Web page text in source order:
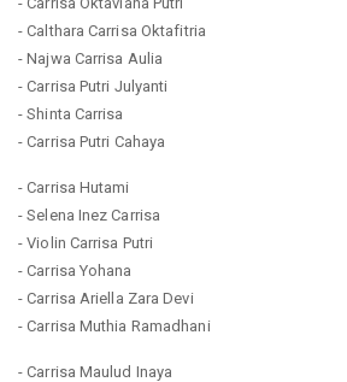
- Calthara Carrisa Oktafitria
- Najwa Carrisa Aulia
- Carrisa Putri Julyanti
- Shinta Carrisa
- Carrisa Putri Cahaya
- Carrisa Hutami
- Selena Inez Carrisa
- Violin Carrisa Putri
- Carrisa Yohana
- Carrisa Ariella Zara Devi
- Carrisa Muthia Ramadhani
- Carrisa Maulud Inaya